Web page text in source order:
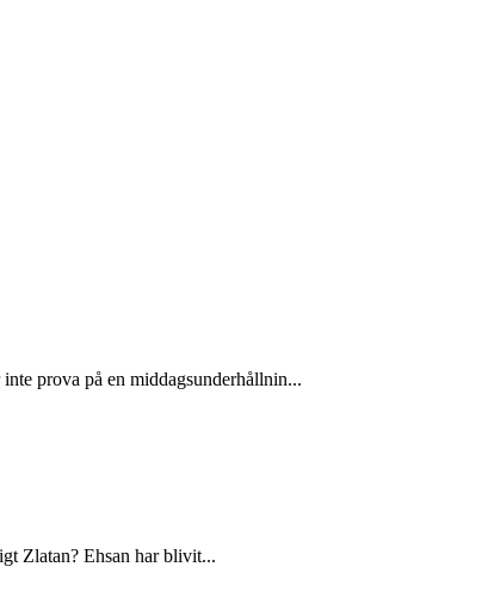
prova på en middagsunderhållnin...
Zlatan? Ehsan har blivit...